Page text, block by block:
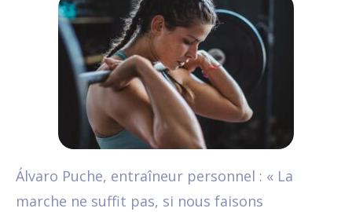
Álvaro Puche, entraîneur personnel : « La
marche ne suffit pas, si nous faisons